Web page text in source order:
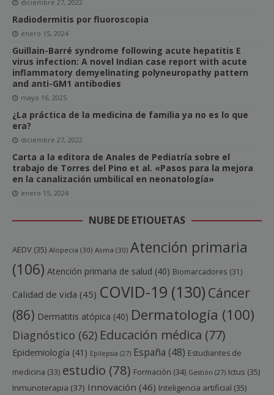
diciembre 27, 2022
Radiodermitis por fluoroscopia
enero 15, 2024
Guillain-Barré syndrome following acute hepatitis E
virus infection: A novel Indian case report with acute
inflammatory demyelinating polyneuropathy pattern
and anti-GM1 antibodies
mayo 16, 2025
¿La práctica de la medicina de familia ya no es lo que
era?
diciembre 27, 2022
Carta a la editora de Anales de Pediatría sobre el
trabajo de Torres del Pino et al. «Pasos para la mejora
en la canalización umbilical en neonatología»
enero 15, 2024
NUBE DE ETIQUETAS
AEDV (35) Alopecia (30) Asma (30) Atención primaria
(106) Atención primaria de salud (40) Biomarcadores (31)
Calidad de vida (45) COVID-19 (130) Cáncer
(86) Dermatitis atópica (40) Dermatología (100)
Diagnóstico (62) Educación médica (77)
Epidemiología (41) Epilepsia (27) España (48) Estudiantes de
medicina (33) estudio (78) Formación (34) Gestión (27) Ictus (35)
Inmunoterapia (37) Innovación (46) Inteligencia artificial (35)